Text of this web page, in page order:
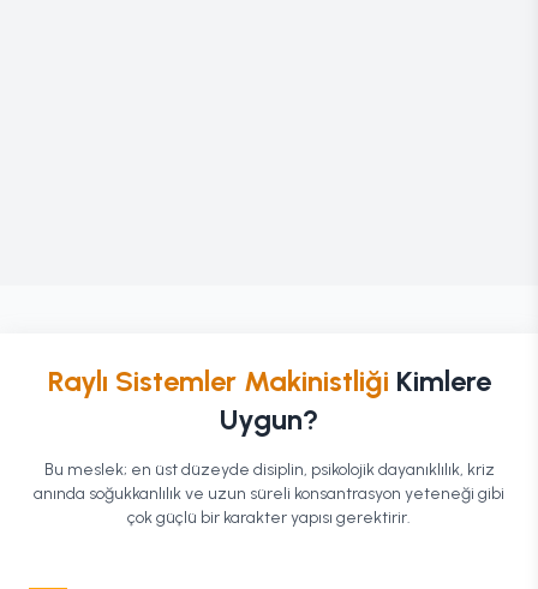
Raylı Sistemler Makinistliği Kimlere
Uygun?
Bu meslek; en üst düzeyde disiplin, psikolojik dayanıklılık, kriz
anında soğukkanlılık ve uzun süreli konsantrasyon yeteneği gibi
çok güçlü bir karakter yapısı gerektirir.